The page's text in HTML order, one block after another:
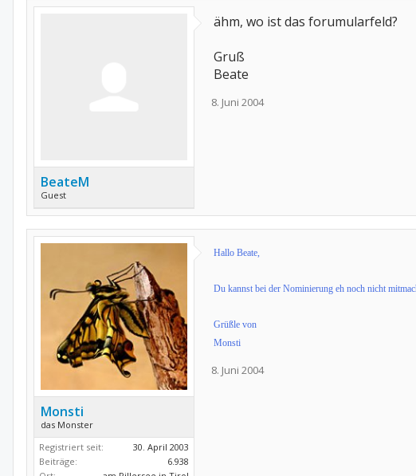
BeateM
Guest
ähm, wo ist das forumularfeld?
Gruß
Beate
8. Juni 2004
Monsti
das Monster
Registriert seit:
30. April 2003
Beiträge:
6.938
Hallo Beate,
Du kannst bei der Nominierung eh noch nicht
Grüßle von
Monsti
8. Juni 2004